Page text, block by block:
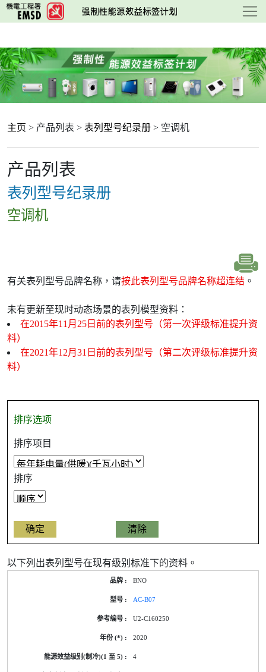
跳
至
要
内
容
主页 > 产品列表 > 表列型号纪录册 > 空调机
产品列表
表列型号纪录册
空调机
有关表列型号品牌名称，请按此表列型号品牌名称超连结 。
未有更新至现时动态场景的表列模型资料：
在2015年11月25日前的表列型号（第一次评级标准提升资
料）
在2021年12月31日前的表列型号（第二次评级标准提升资
料）
排序选项
排序项目
排序
以下列出表列型号在现有级别标准下的资料。
BNO
AC-B07
U2-C160250
2020
4